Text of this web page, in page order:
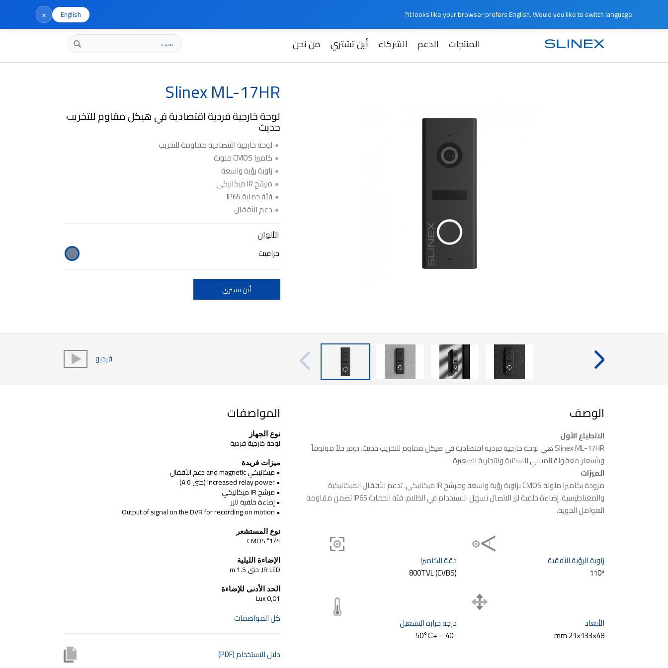
It looks like your browser prefers English. Would you like to switch language?
English
×
المنتجات الدعم الشركاء أين تشتري من نحن بحث الرئيسية المنتجات اللوحات الخارجية Slinex ML-17HR
Slinex ML-17HR
لوحة خارجية فردية اقتصادية في هيكل مقاوم للتخريب
حديث
لوحة خارجية اقتصادية مقاومة للتخريب
كاميرا CMOS ملونة
زاوية رؤية واسعة
مرشح IR ميكانيكي
فئة حماية IP65
دعم الأقفال
الألوان
جرافيت
أين تشتري
فيديو
الوصف
الانطباع الأول
Slinex ML-17HR هي لوحة خارجية فردية اقتصادية في هيكل مقاوم للتخريب حديث. توفر حلاً موثوقاً
وبأسعار معقولة للمباني السكنية والتجارية الصغيرة.
الميزات
مزودة بكاميرا ملونة CMOS بزاوية رؤية واسعة ومرشح IR ميكانيكي. تدعم الأقفال الميكانيكية
والمغناطيسية. إضاءة خلفية لزر الاتصال تسهل الاستخدام في الظلام. فئة الحماية IP65 تضمن مقاومة
العوامل الجوية.
زاوية الرؤية الأفقية
110º
دقة الكاميرا
800TVL (CVBS)
الأبعاد
48×133×21 mm
درجة حرارة التشغيل
-40 – +50°С
المواصفات
نوع الجهاز
لوحة خارجية فردية
ميزات فريدة
• ميكانيكي and magnetic دعم الأقفال
• Increased relay power (حتى 6 A)
• مرشح IR ميكانيكي
• إضاءة خلفية للزر
• Output of signal on the DVR for recording on motion
نوع المستشعر
1/4” CMOS
الإضاءة الليلية
IR LED, حتى 1.5 m
الحد الأدنى للإضاءة
0,01 Lux
كل المواصفات
دليل الاستخدام (PDF)